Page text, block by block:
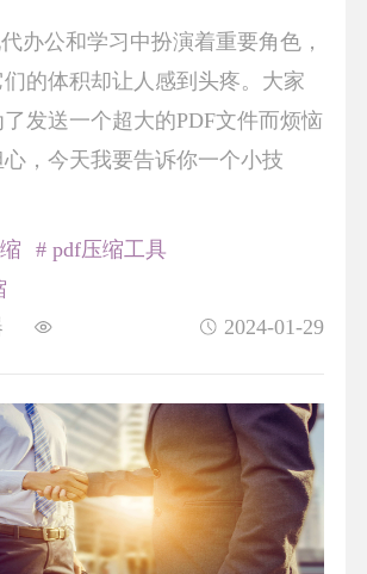
办公和学习中扮演着重要角色，
的体积却让人感到头疼。大家
发送一个超大的PDF文件而烦恼
，今天我要告诉你一个小技
2024-01-29
# pdf压缩工具